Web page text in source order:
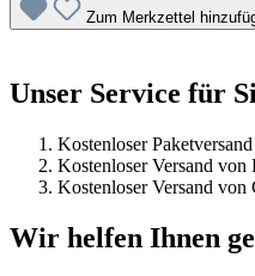
Zum Merkzettel
Unser Service für
Kostenloser
Kostenloser Versand
Kostenloser Versand
Wir helfen Ihnen